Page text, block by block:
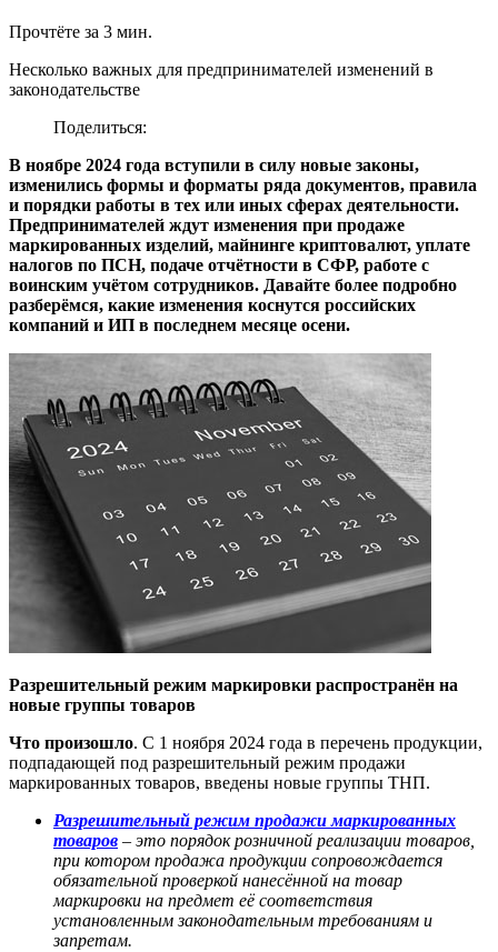
Прочтёте за 3 мин.
Несколько важных для предпринимателей изменений в
законодательстве
Поделиться:
В ноябре 2024 года вступили в силу новые законы,
изменились формы и форматы ряда документов, правила
и порядки работы в тех или иных сферах деятельности.
Предпринимателей ждут изменения при продаже
маркированных изделий, майнинге криптовалют, уплате
налогов по ПСН, подаче отчётности в СФР, работе с
воинским учётом сотрудников. Давайте более подробно
разберёмся, какие изменения коснутся российских
компаний и ИП в последнем месяце осени.
Разрешительный режим маркировки распространён на
новые группы товаров
Что произошло. С 1 ноября 2024 года в перечень продукции,
подпадающей под разрешительный режим продажи
маркированных товаров, введены новые группы ТНП.
Разрешительный режим продажи маркированных
товаров – это порядок розничной реализации товаров,
при котором продажа продукции сопровождается
обязательной проверкой нанесённой на товар
маркировки на предмет её соответствия
установленным законодательным требованиям и
запретам.